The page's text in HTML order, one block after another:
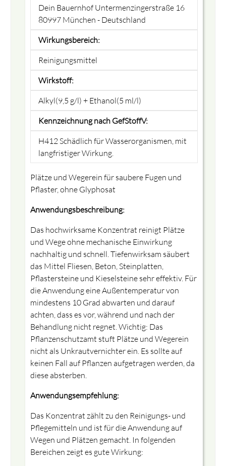
Dein Bauernhof Untermenzingerstraße 16
80997 München - Deutschland
Wirkungsbereich:
Reinigungsmittel
Wirkstoff:
Alkyl(9,5 g/l) + Ethanol(5 ml/l)
Kennzeichnung nach GefStoffV:
H412 Schädlich für Wasserorganismen, mit
langfristiger Wirkung.
Plätze und Wegerein für saubere Fugen und
Pflaster, ohne Glyphosat
Anwendungsbeschreibung:
Das hochwirksame Konzentrat reinigt Plätze
und Wege ohne mechanische Einwirkung
nachhaltig und schnell. Tiefenwirksam säubert
das Mittel Fliesen, Beton, Steinplatten,
Pflastersteine und Kieselsteine sehr effektiv. Für
die Anwendung eine Außentemperatur von
mindestens 10 Grad abwarten und darauf
achten, dass es vor, während und nach der
Behandlung nicht regnet. Wichtig: Das
Pflanzenschutzamt stuft Plätze und Wegerein
nicht als Unkrautvernichter ein. Es sollte auf
keinen Fall auf Pflanzen aufgetragen werden, da
diese absterben.
Anwendungsempfehlung:
Das Konzentrat zählt zu den Reinigungs- und
Pflegemitteln und ist für die Anwendung auf
Wegen und Plätzen gemacht. In folgenden
Bereichen zeigt es gute Wirkung: